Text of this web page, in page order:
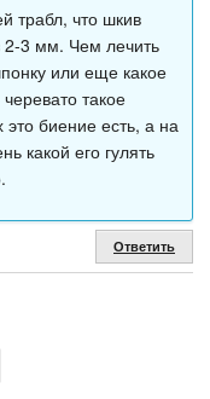
трабл, что шкив
2-3 мм. Чем лечить
или еще какое
такое
биение есть, а на
какой его гулять
Ответить